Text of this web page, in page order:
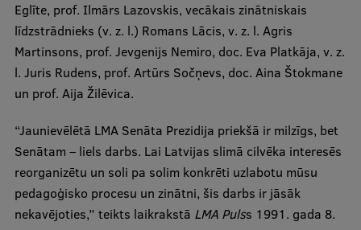
Vēsture un tradīcijas
Identitāte
RSU fonds
Muzeji un ekspozīcijas
Ģerbonis
Projekti
Eglīte, prof. Ilmārs Lazovskis, vecākais zinātniskais
līdzstrādnieks (v. z. l.) Romans Lācis, v. z. l. Agris
Martinsons, prof. Jevgenijs Nemiro, doc. Eva Platkāja, v. z.
l. Juris Rudens, prof. Artūrs Sočņevs, doc. Aina Štokmane
un prof. Aija Žilēvica.
“Jaunievēlētā LMA Senāta Prezidija priekšā ir milzīgs, bet
Senātam – liels darbs. Lai Latvijas slimā cilvēka interesēs
reorganizētu un soli pa solim konkrēti uzlabotu mūsu
pedagoģisko procesu un zinātni, šis darbs ir jāsāk
nekavējoties,” teikts laikrakstā LMA Pulss 1991. gada 8.